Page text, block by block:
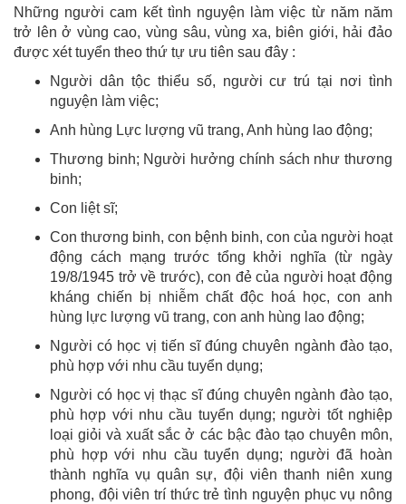
Những người cam kết tình nguyện làm việc từ năm năm
trở lên ở vùng cao, vùng sâu, vùng xa, biên giới, hải đảo
được xét tuyển theo thứ tự ưu tiên sau đây :
Người dân tộc thiểu số, người cư trú tại nơi tình
nguyện làm việc;
Anh hùng Lực lượng vũ trang, Anh hùng lao động;
Thương binh; Người hưởng chính sách như thương
binh;
Con liệt sĩ;
Con thương binh, con bệnh binh, con của người hoạt
động cách mạng trước tổng khởi nghĩa (từ ngày
19/8/1945 trở về trước), con đẻ của người hoạt động
kháng chiến bị nhiễm chất độc hoá học, con anh
hùng lực lượng vũ trang, con anh hùng lao động;
Người có học vị tiến sĩ đúng chuyên ngành đào tạo,
phù hợp với nhu cầu tuyển dụng;
Người có học vị thạc sĩ đúng chuyên ngành đào tạo,
phù hợp với nhu cầu tuyển dụng; người tốt nghiệp
loại giỏi và xuất sắc ở các bậc đào tạo chuyên môn,
phù hợp với nhu cầu tuyển dụng; người đã hoàn
thành nghĩa vụ quân sự, đội viên thanh niên xung
phong, đội viên trí thức trẻ tình nguyện phục vụ nông